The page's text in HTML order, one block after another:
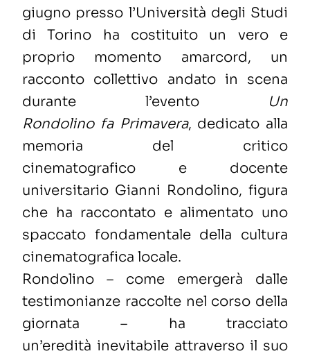
giugno presso l’Università degli Studi
di Torino
ha costituito un vero e
proprio momento amarcord, un
racconto collettivo andato in scena
durante l’evento
Un
Rondolino fa Primavera, dedicato alla
memoria del critico
cinematografico e docente
universitario Gianni Rondolino, figura
che ha raccontato e alimentato uno
spaccato fondamentale della cultura
cinematografica locale.
Rondolino – come emergerà dalle
testimonianze raccolte nel corso della
giornata –
ha tracciato
un’ereditàinevitabile attraverso il suo